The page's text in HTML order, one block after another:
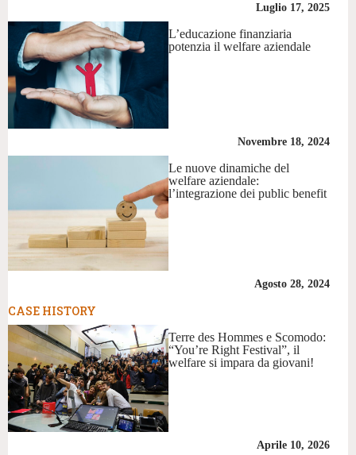
Luglio 17, 2025
L’educazione finanziaria
potenzia il welfare aziendale
Novembre 18, 2024
Le nuove dinamiche del
welfare aziendale:
l’integrazione dei public benefit
Agosto 28, 2024
CASE HISTORY
Terre des Hommes e Scomodo:
“You’re Right Festival”, il
welfare si impara da giovani!
Aprile 10, 2026